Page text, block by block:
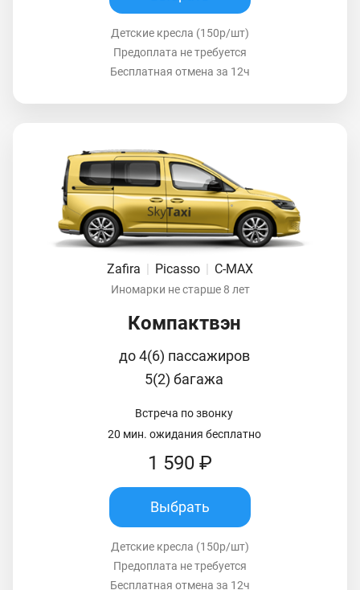
Детские кресла (150р/шт)
Предоплата не требуется
Бесплатная отмена за 12ч
Zafira | Picasso | C-MAX
Иномарки не старше 8 лет
Компактвэн
до 4(6) пассажиров
5(2) багажа
Встреча по звонку
20 мин. ожидания бесплатно
1 590 ₽
Выбрать
Детские кресла (150р/шт)
Предоплата не требуется
Бесплатная отмена за 12ч